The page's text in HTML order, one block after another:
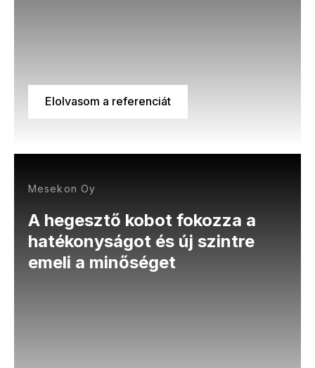
Elolvasom a referenciát
Mesekon Oy
A hegesztő kobot fokozza a
hatékonyságot és új szintre
emeli a minőséget